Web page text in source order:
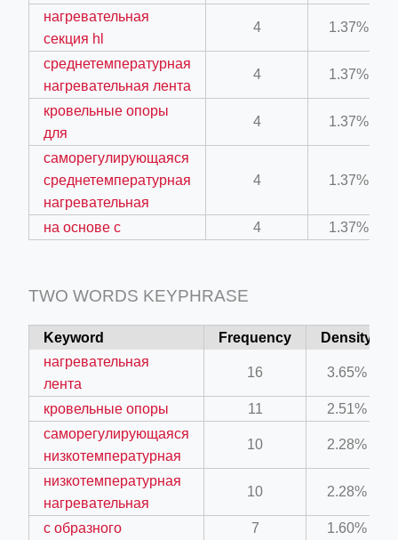
work?lat=37.49813&lng=127.0284&zoom=16
shredder-plant-equipment/scrap-shredder-fabrication
нагревательная
секция hl
4 1.37%
среднетемпературная
нагревательная лента
4 1.37%
кровельные опоры
для
4 1.37%
саморегулирующаяся
среднетемпературная
нагревательная
4 1.37%
на основе с 4 1.37%
TWO WORDS KEYPHRASE
Keyword Frequency
Density
нагревательная
лента
16 3.65%
кровельные опоры 11
2.51%
саморегулирующаяся
низкотемпературная
10 2.28%
низкотемпературная
нагревательная
10 2.28%
с образного 7
1.60%